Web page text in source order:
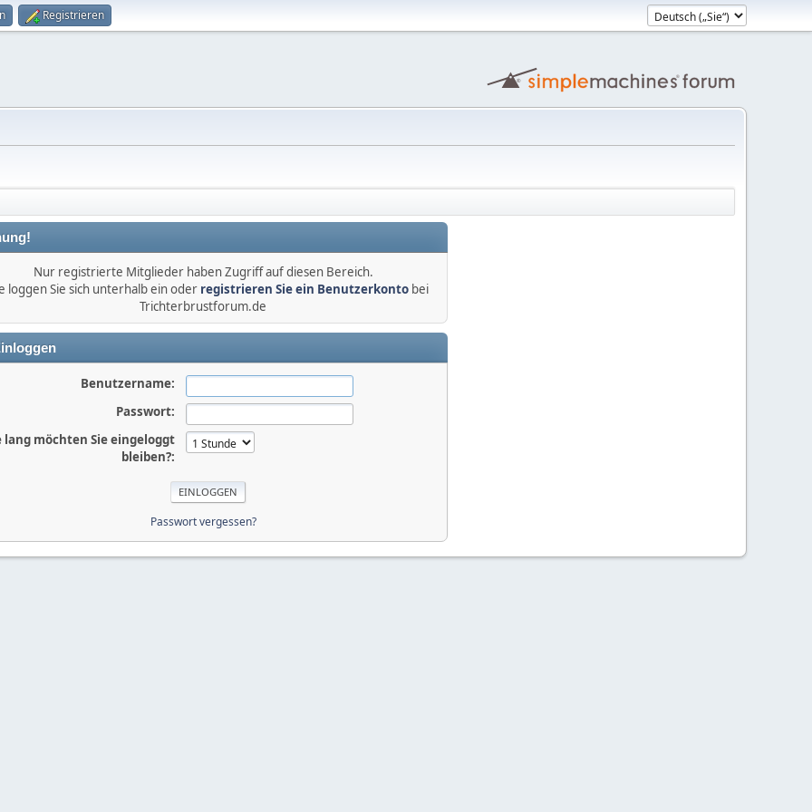
Registrieren
Nur registrierte Mitglieder haben Zugriff auf diesen Bereich.
loggen Sie sich unterhalb ein oder registrieren Sie ein Benutzerkontobei
Trichterbrustforum.de
Benutzername:
Passwort:
lang möchten Sie eingeloggt
bleiben?:
Passwort vergessen?